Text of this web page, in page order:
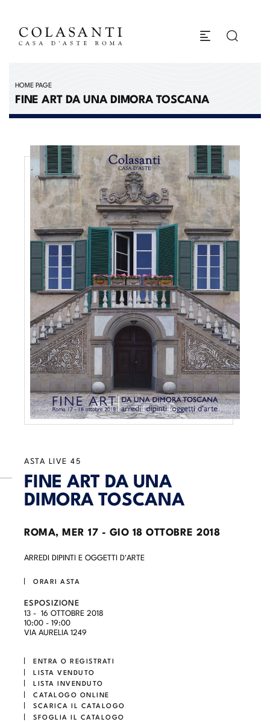
HOME PAGE
FINE ART DA UNA DIMORA TOSCANA
ASTA LIVE 45
FINE ART DA UNA
DIMORA TOSCANA
ROMA, MER 17 - GIO 18 OTTOBRE 2018
ARREDI DIPINTI E OGGETTI D'ARTE
ORARI ASTA
ESPOSIZIONE
13 - 16 OTTOBRE 2018
10:00 - 19:00
VIA AURELIA 1249
ENTRA O REGISTRATI
LISTA VENDUTO
LISTA INVENDUTO
CATALOGO ONLINE
SCARICA IL CATALOGO
SFOGLIA IL CATALOGO